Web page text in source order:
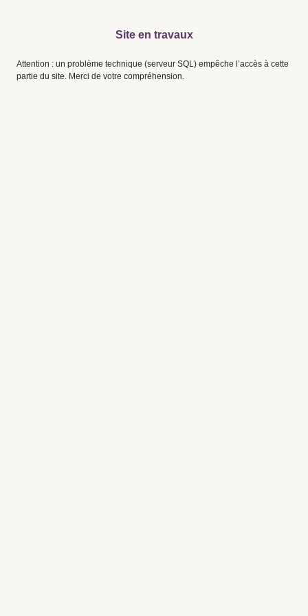
Site en travaux
Attention : un problème technique (serveur SQL) empêche l’accès à cette
partie du site. Merci de votre compréhension.